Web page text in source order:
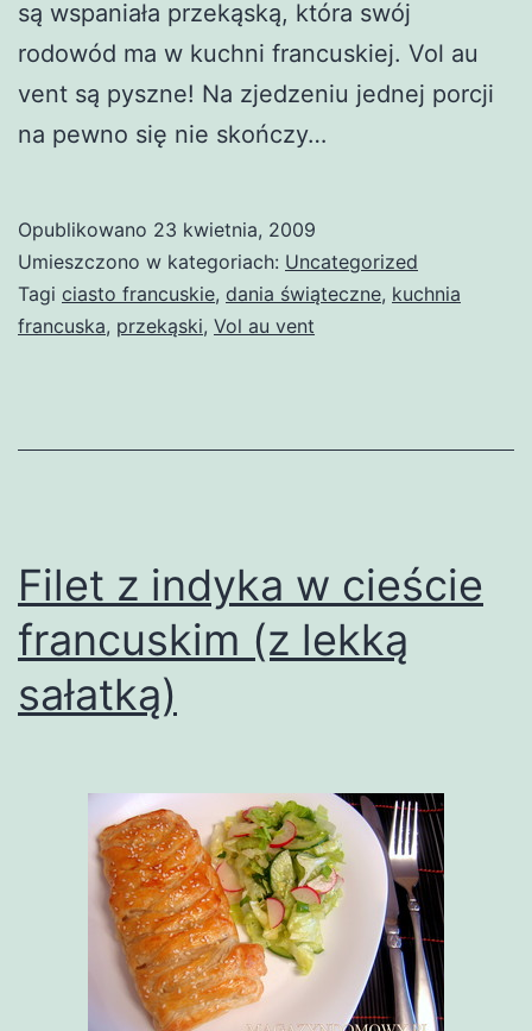
są wspaniała przekąską, która swój
rodowód ma w kuchni francuskiej. Vol au
vent są pyszne! Na zjedzeniu jednej porcji
na pewno się nie skończy…
Opublikowano 23 kwietnia, 2009
Umieszczono w kategoriach: Uncategorized
Tagi ciasto francuskie, dania świąteczne, kuchnia
francuska, przekąski, Vol au vent
Filet z indyka w cieście
francuskim (z lekką
sałatką)